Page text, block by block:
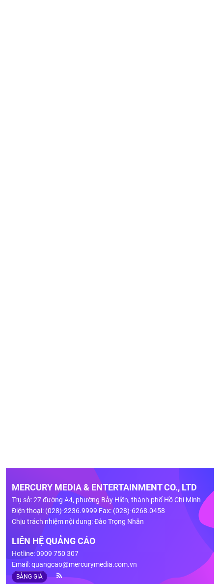
MERCURY MEDIA & ENTERTAINMENT CO., LTD
Trụ sở: 27 đường A4, phường Bảy Hiền, thành phố Hồ Chí Minh
Điện thoại: (028)-2236.9999 Fax: (028)-6268.0458
Chịu trách nhiệm nội dung: Đào Trọng Nhân
LIÊN HỆ QUẢNG CÁO
Hotline: 0909 750 307
Email:quangcao@mercurymedia.com.vn
BẢNG GIÁ